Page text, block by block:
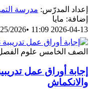
إعداد المدرّس: مدرسة
إضافة: مايا
2026-04-13 11:09
•
2026
الصف الخامس علوم
والانكماش